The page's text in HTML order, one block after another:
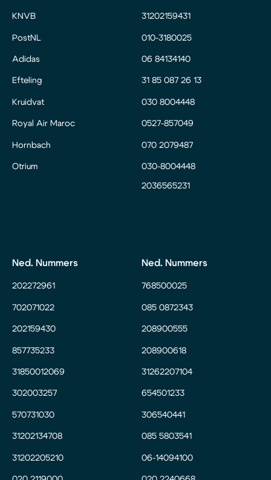
KNVB
PostNL
Adidas
Efteling
Kruidvat
Royal Air Maroc
Hornbach
Otrium
31202159431
010-3180025
06 84134140
31 85 087 26 13
030 8004448
0527-857049
070 2079487
030-8004448
2036565231
Ned. Nummers
202272961
702071022
202159430
857735233
31850012069
302003257
570731030
31202134708
31202205210
Ned. Nummers
768500025
085 0872343
208900555
208900618
31262207104
654501233
306540441
085 5803541
06-14094100